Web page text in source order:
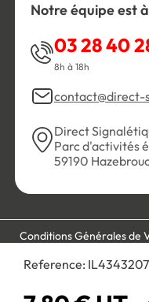
Reference:
Notre équipe est
03 28 40
8h à 18h
contact@direct-
Direct
Parc d'activités
59190
Conditions Générales de
Mentions